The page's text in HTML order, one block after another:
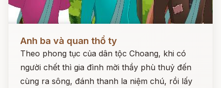
Anh ba và quan thổ ty
Theo phong tục của dân tộc Choang, khi có
người chết thì gia đình mời thầy phù thuỷ đến
cùng ra sông, đánh thanh la niệm chú, rồi lấy